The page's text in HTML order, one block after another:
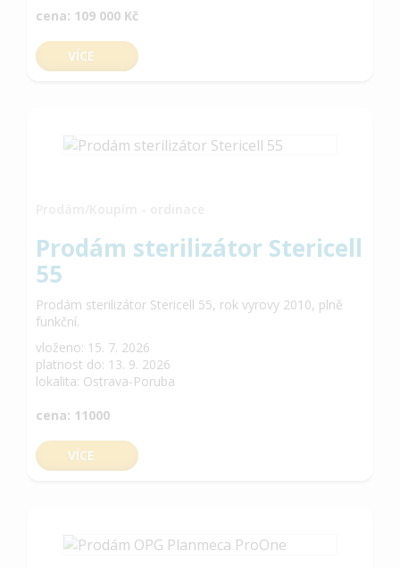
cena: 109 000 Kč
VÍCE
Prodám sterilizátor Stericell
55
Prodám sterilizátor Stericell 55, rok vyrovy 2010, plně
funkční.
vloženo: 15. 7. 2026
platnost do: 13. 9. 2026
lokalita: Ostrava-Poruba
cena: 11000
VÍCE